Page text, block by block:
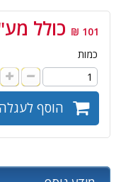
101 ₪ כולל
כמות
הוסף לעגלה